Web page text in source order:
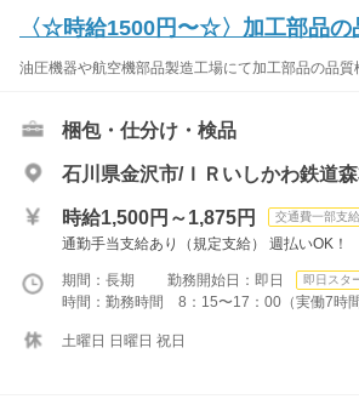
〈☆時給1500円〜☆〉加工部品の
油圧機器や航空機部品製造工場にて加工部品の品
梱包・仕分け・検品
石川県金沢市/ＩＲいしかわ鉄道森
時給1,500円～1,875円 交通費一部支給
通勤手当支給あり（規定支給） 週払いOK！
期間：長期 勤務開始日：即日 即日スタ
時間：勤務時間 8：15〜17：00（実働7時
土曜日 日曜日 祝日